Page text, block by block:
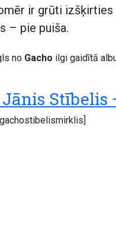
ir grūti
– pie puiša.
no Gacho ilgi gaidītā
Jānis